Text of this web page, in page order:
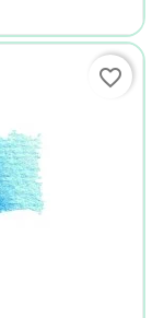
favorite_border